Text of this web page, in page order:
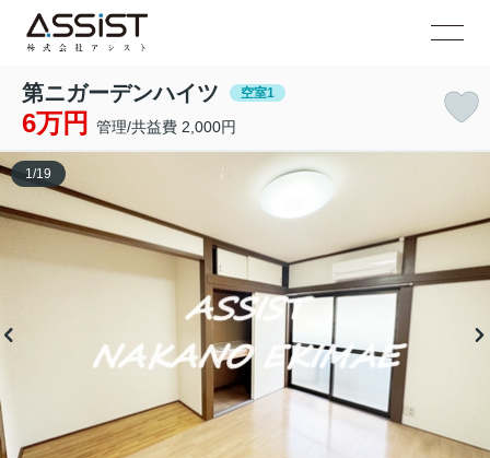
第ニガーデンハイツ 空室1
6万円 管理/共益費 2,000円
1 /19